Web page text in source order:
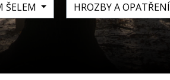
ŠELEM HROZBY A OPATŘENÍ